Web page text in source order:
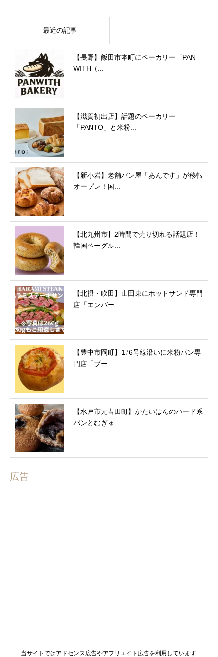
最近の記事
【長野】飯田市本町にベーカリー「PAN
WITH（...
【滋賀初出店】話題のベーカリー
「PANTO」と米粉...
【新小岩】老舗パン屋「あんです」が移転
オープン！国...
【北九州市】2時間で売り切れる話題店！
韓国ベーグル...
【北摂・吹田】山田東にホットサンド専門
店「エンバー...
【豊中市岡町】176号線沿いに米粉パン専
門店「ブー...
【水戸市元吉田町】かたいぱんのハード系
パンとむぎゅ...
広告
当サイトではアドセンス広告やアフリエイト広告を利用しています